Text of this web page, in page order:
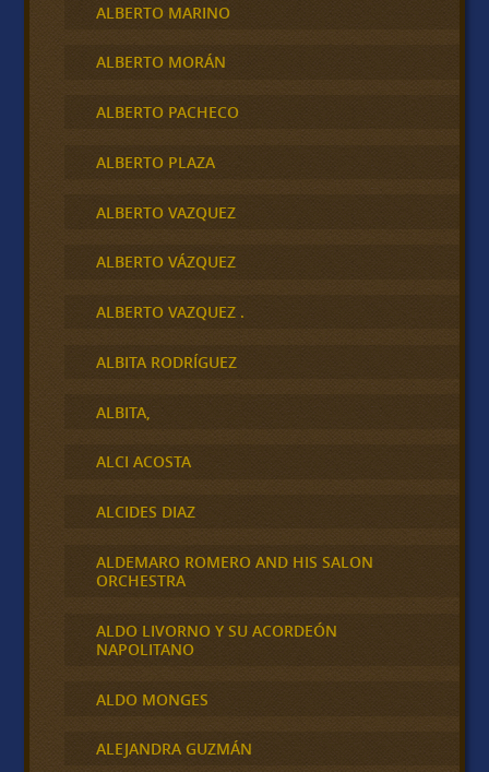
ALBERTO MARINO
ALBERTO MORÁN
ALBERTO PACHECO
ALBERTO PLAZA
ALBERTO VAZQUEZ
ALBERTO VÁZQUEZ
ALBERTO VAZQUEZ .
ALBITA RODRÍGUEZ
ALBITA,
ALCI ACOSTA
ALCIDES DIAZ
ALDEMARO ROMERO AND HIS SALON
ORCHESTRA
ALDO LIVORNO Y SU ACORDEÓN
NAPOLITANO
ALDO MONGES
ALEJANDRA GUZMÁN